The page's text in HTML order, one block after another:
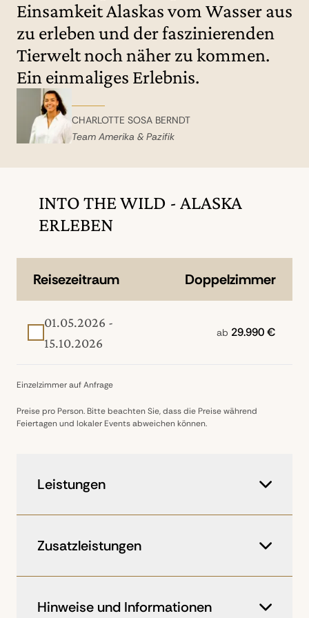
Yogakurs, gefolgt von einer Wellness-
Sitzung in der hoteleigenen Sauna und
dem Whirlpool. (F/M/A)
Einsamkeit Alaskas vom Wasser aus
zu erleben und der faszinierenden
Tierwelt noch näher zu kommen.
Ein einmaliges Erlebnis.
CHARLOTTE SOSA BERNDT
Team Amerika & Pazifik
INTO THE WILD - ALASKA
ERLEBEN
Reisezeitraum Doppelzimmer
01.05.2026 -
15.10.2026
ab 29.990 €
Einzelzimmer auf Anfrage
Preise pro Person. Bitte beachten Sie, dass die Preise während
Feiertagen und lokaler Events abweichen können.
Leistungen
Class mit der Star Alliance
6 Übernachtungen in Lodges
Zusatzleistungen
zu exklusiven Zusatzleistungen und
Hinweise und Informationen